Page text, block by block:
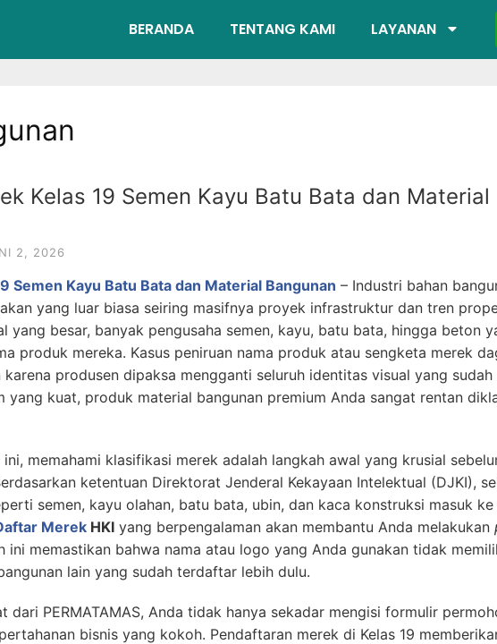
BERANDA TENTANG KAMI LAYANAN
Kelas 19 Semen Kayu Batu Bata dan Material
2, 2026
Semen Kayu Batu Bata dan Material Bangunan – Industri bahan
yang luar biasa seiring masifnya proyek infrastruktur dan tren
yang besar, banyak pengusaha semen, kayu, batu bata, hingga beton
produk mereka. Kasus peniruan nama produk atau sengketa merek
produsen dipaksa mengganti seluruh identitas visual yang sudah
yang kuat, produk material bangunan premium Anda sangat rentan
memahami klasifikasi merek adalah langkah awal yang krusial
ketentuan Direktorat Jenderal Kekayaan Intelektual (DJKI),
semen, kayu olahan, batu bata, ubin, dan kaca konstruksi masuk ke
Merek HKI yang berpengalaman akan membantu Anda melakukan
ini memastikan bahwa nama atau logo yang Anda gunakan tidak
lain yang sudah terdaftar lebih dulu.
dari PERMATAMAS, Anda tidak hanya sekadar mengisi formulir
bisnis yang kokoh. Pendaftaran merek di Kelas 19